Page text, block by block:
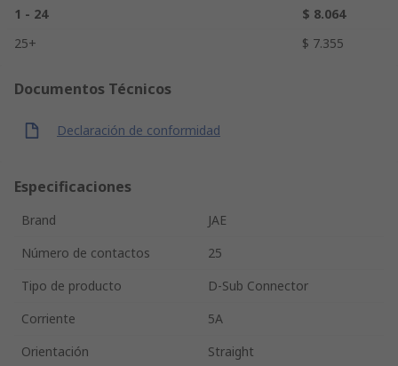
1 - 24
$ 8.064
25+
$ 7.355
Documentos Técnicos
Declaración de conformidad
Especificaciones
Brand
JAE
Número de contactos
25
Tipo de producto
D-Sub Connector
Corriente
5A
Orientación
Straight